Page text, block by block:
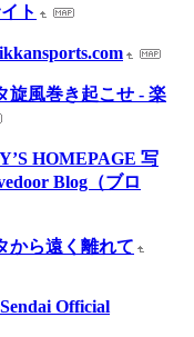
ト
旋風巻き起こせ - 楽
HOMEPAGE 写
Blog（ブロ
から遠く離れて
Official